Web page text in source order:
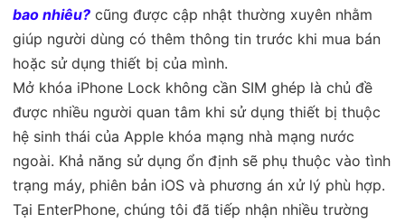
bao nhiêu? cũng được cập nhật thường xuyên nhằm
giúp người dùng có thêm thông tin trước khi mua bán
hoặc sử dụng thiết bị của mình.
Mở khóa iPhone Lock không cần SIM ghép là chủ đề
được nhiều người quan tâm khi sử dụng thiết bị thuộc
hệ sinh thái của Apple khóa mạng nhà mạng nước
ngoài. Khả năng sử dụng ổn định sẽ phụ thuộc vào tình
trạng máy, phiên bản iOS và phương án xử lý phù hợp.
Tại EnterPhone, chúng tôi đã tiếp nhận nhiều trường